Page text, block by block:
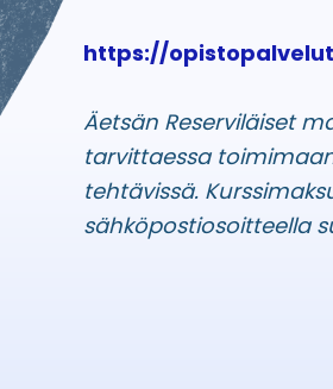
https://
Äetsän Reserviläiset
tarvittaessa
tehtävissä.
sähköpostiosoitteella